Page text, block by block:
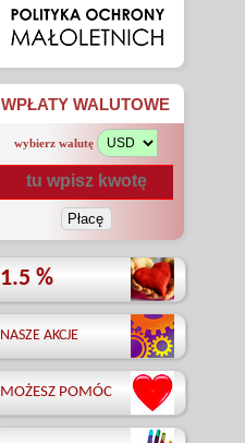
WPŁATY WALUTOWE
wybierz walutę
1.5 %
NASZE AKCJE
MOŻESZ POMÓC